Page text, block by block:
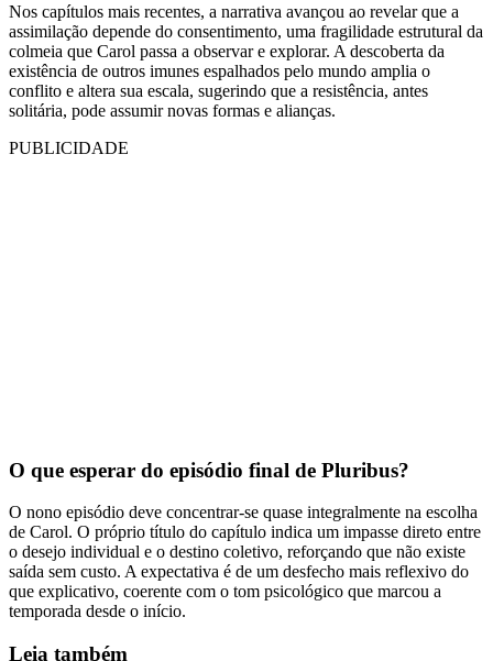
Nos capítulos mais recentes, a narrativa avançou ao revelar que a
assimilação depende do consentimento, uma fragilidade estrutural da
colmeia que Carol passa a observar e explorar. A descoberta da
existência de outros imunes espalhados pelo mundo amplia o
conflito e altera sua escala, sugerindo que a resistência, antes
solitária, pode assumir novas formas e alianças.
PUBLICIDADE
O que esperar do episódio final de Pluribus?
O nono episódio deve concentrar-se quase integralmente na escolha
de Carol. O próprio título do capítulo indica um impasse direto entre
o desejo individual e o destino coletivo, reforçando que não existe
saída sem custo. A expectativa é de um desfecho mais reflexivo do
que explicativo, coerente com o tom psicológico que marcou a
temporada desde o início.
Leia também